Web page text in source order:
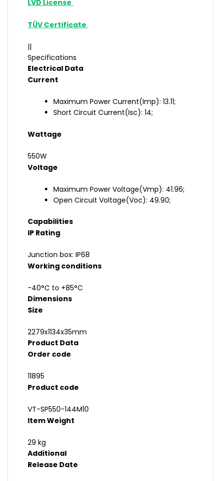
LVD License
TÜV Certificate
||
Specifications
Electrical Data
Current
Maximum Power Current(Imp): 13.11;
Short Circuit Current(Isc): 14;
Wattage
550W
Voltage
Maximum Power Voltage(Vmp): 41.96;
Open Circuit Voltage(Voc): 49.90;
Capabilities
IP Rating
Junction box: IP68
Working conditions
-40°C to +85°C
Dimensions
Size
2279x1134x35mm
Product Data
Order code
11895
Product code
VT-SP550-144M10
Item Weight
29 kg
Additional
Release Date